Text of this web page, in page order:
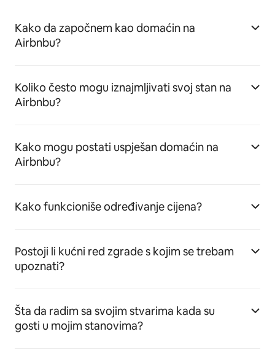
Kako da započnem kao domaćin na
Airbnbu?
Koliko često mogu iznajmljivati svoj stan na
Airbnbu?
Kako mogu postati uspješan domaćin na
Airbnbu?
Kako funkcioniše određivanje cijena?
Postoji li kućni red zgrade s kojim se trebam
upoznati?
Šta da radim sa svojim stvarima kada su
gosti u mojim stanovima?